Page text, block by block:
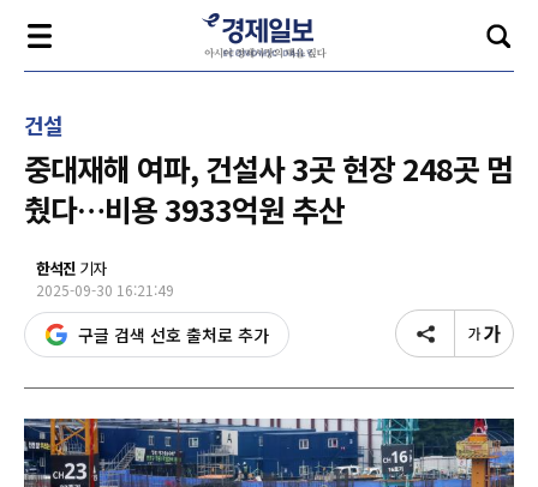
건설
중대재해 여파, 건설사 3곳 현장 248곳 멈
췄다…비용 3933억원 추산
한석진 기자
2025-09-30 16:21:49
구글 검색 선호 출처로 추가